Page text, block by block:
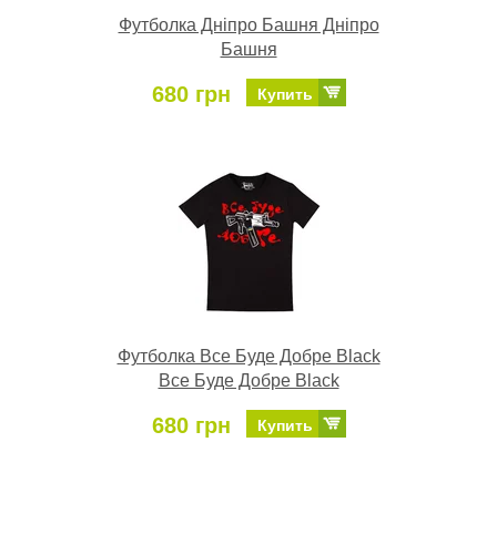
Футболка Дніпро Башня Дніпро
Башня
680 грн Купить
Футболка Все Буде Добре Black
Все Буде Добре Black
680 грн Купить